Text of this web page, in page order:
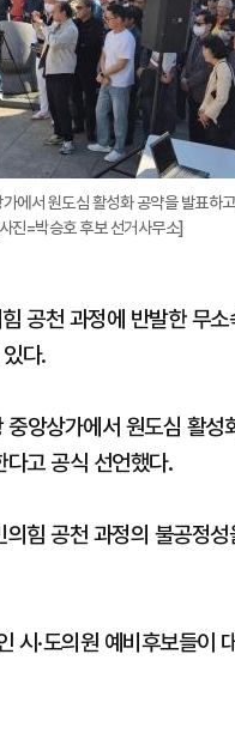
에서 원도심 활성화 공약을 발표하
진=박승호 후보 선거사무소]
공천 과정에 반발한 무
다.
앙상가에서 원도심 활성
다고 공식 선언했다.
힘 공천 과정의 불공정
·도의원 예비후보들이